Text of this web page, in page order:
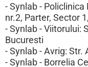
- Synlab -
nr.2, Parter, Sector
- Synlab - Viitorului:
Bucuresti
- Synlab - Avrig: Str.
- Synlab - Borrelia